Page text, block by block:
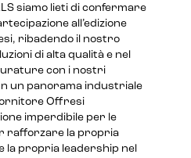
siamo lieti di confermare
all’edizione
ribadendo il nostro
di alta qualità e nel
con i nostri
un panorama industriale
Offresi
imperdibile per le
rafforzare la propria
la propria leadership nel